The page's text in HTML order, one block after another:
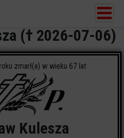
(† 2026-07-06)
zmarł(a) w wieku 67 lat
Kulesza